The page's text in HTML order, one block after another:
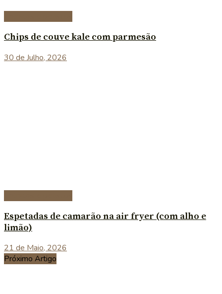
Chips de couve kale com parmesão
30 de Julho, 2026
Espetadas de camarão na air fryer (com alho e
limão)
21 de Maio, 2026
Próximo Artigo